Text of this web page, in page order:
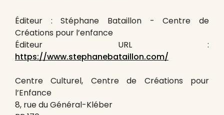
Éditeur : Stéphane Bataillon - Centre de
Créations pour l’enfance
Éditeur URL :
https://www.stephanebataillon.com/
Centre Culturel, Centre de Créations pour
l’Enfance
8, rue du Général-Kléber